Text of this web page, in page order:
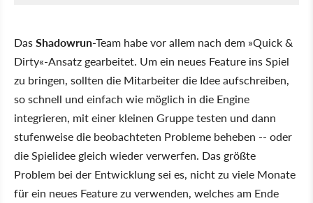
DasShadowrun-Team habe vor allem nach dem »Quick &
Dirty«-Ansatz gearbeitet. Um ein neues Feature ins Spiel
zu bringen, sollten die Mitarbeiter die Idee aufschreiben,
so schnell und einfach wie möglich in die Engine
integrieren, mit einer kleinen Gruppe testen und dann
stufenweise die beobachteten Probleme beheben -- oder
die Spielidee gleich wieder verwerfen. Das größte
Problem bei der Entwicklung sei es, nicht zu viele Monate
für ein neues Feature zu verwenden, welches am Ende